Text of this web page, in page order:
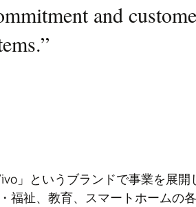
and
”
」というブランドで事業を展
祉、教育、スマートホームの